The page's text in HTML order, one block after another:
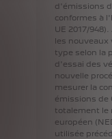
d'émissions
conformes à
UE 2017/948).
les nouveaux
type selon la
d'essai des
nouvelle
mesurer la
émissions de
totalement le
européen
utilisée